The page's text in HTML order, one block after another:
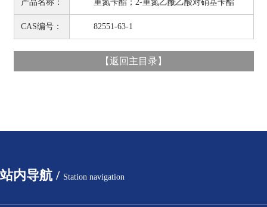
产品名称： 重氮苄酯；2-重氮乙酰乙酸对硝基苄酯
CAS编号： 82551-63-1
【返回主目录 】
站内导航 / Station navigation